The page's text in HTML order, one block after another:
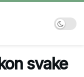
svake